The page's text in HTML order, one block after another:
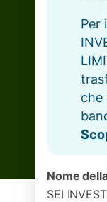
Per
che
Nome
SEI